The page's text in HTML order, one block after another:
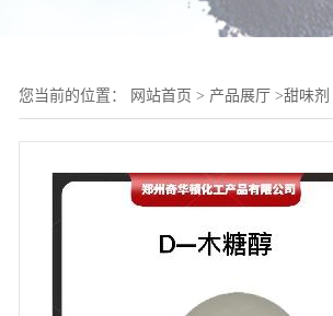
您当前的位置： 网站首页 > 产品展厅 >甜味剂